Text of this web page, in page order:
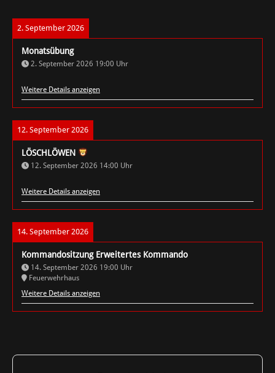
2. September 2026
Monatsübung
2. September 2026 19:00 Uhr
Weitere Details anzeigen
12. September 2026
LÖSCHLÖWEN
12. September 2026 14:00 Uhr
Weitere Details anzeigen
14. September 2026
Kommandositzung Erweitertes Kommando
14. September 2026 19:00 Uhr
Feuerwehrhaus
Weitere Details anzeigen